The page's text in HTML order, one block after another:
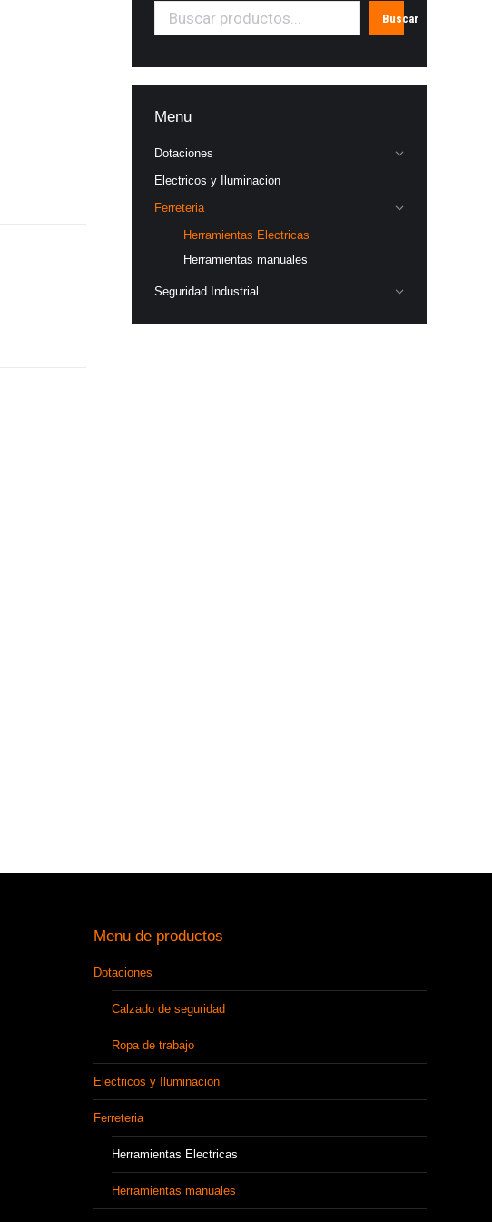
Buscar
Menu
Dotaciones
Electricos y Iluminacion
Ferreteria
Herramientas Electricas
Herramientas manuales
Seguridad Industrial
Menu de productos
Dotaciones
Calzado de seguridad
Ropa de trabajo
Electricos y Iluminacion
Ferreteria
Herramientas Electricas
Herramientas manuales